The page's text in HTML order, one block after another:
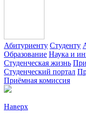
Абитуриенту Студенту
Образование Наука и
Студенческая жизнь
Студенческий портал
Приёмная комиссия
Наверх